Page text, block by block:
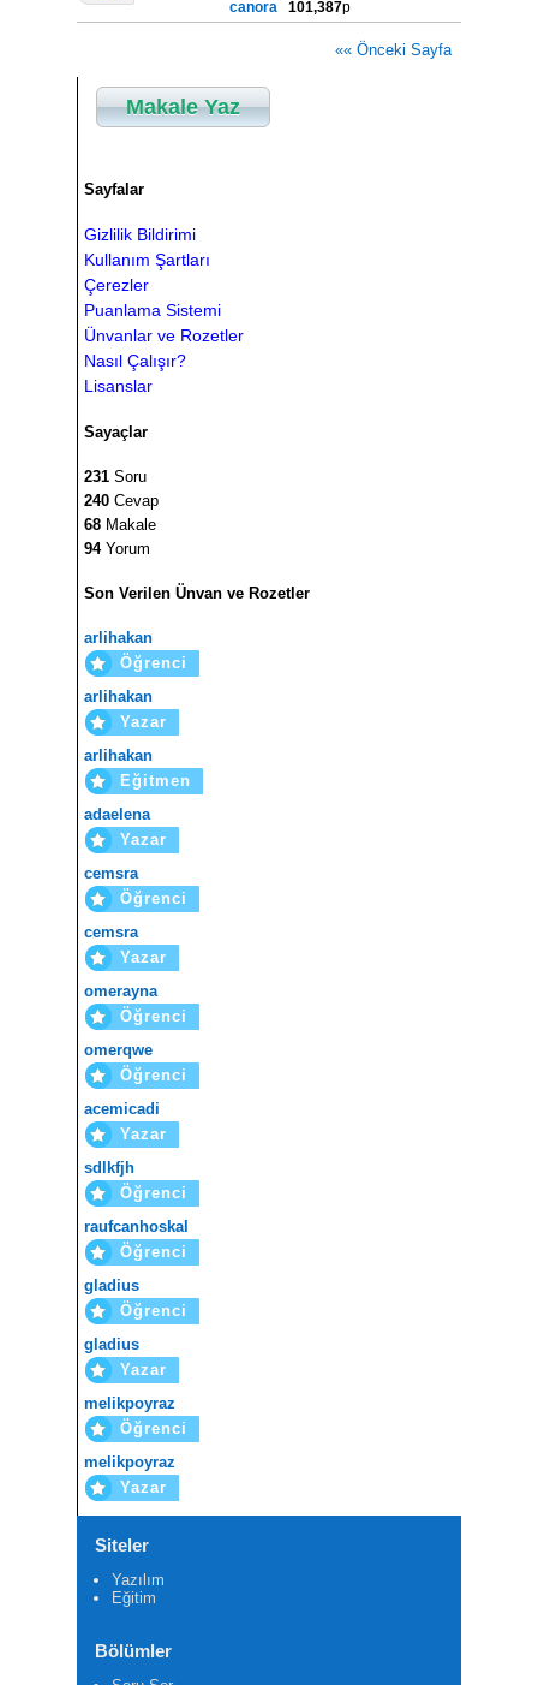
canora
101,387p
«« Önceki Sayfa
Makale Yaz
Sayfalar
Gizlilik Bildirimi
Kullanım Şartları
Çerezler
Puanlama Sistemi
Ünvanlar ve Rozetler
Nasıl Çalışır?
Lisanslar
Sayaçlar
231 Soru
240 Cevap
68 Makale
94Yorum
Son Verilen Ünvan ve Rozetler
arlihakan
Öğrenci
arlihakan
Yazar
arlihakan
Eğitmen
adaelena
Yazar
cemsra
Öğrenci
cemsra
Yazar
omerayna
Öğrenci
omerqwe
Öğrenci
acemicadi
Yazar
sdlkfjh
Öğrenci
raufcanhoskal
Öğrenci
gladius
Öğrenci
gladius
Yazar
melikpoyraz
Öğrenci
melikpoyraz
Yazar
Siteler
Yazılım
Eğitim
Bölümler